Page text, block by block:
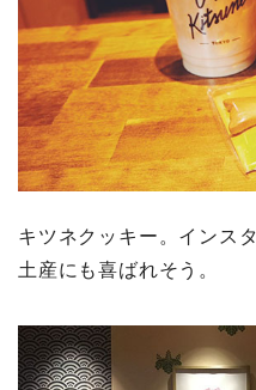
キツネクッキー。インス
土産にも喜ばれそう。